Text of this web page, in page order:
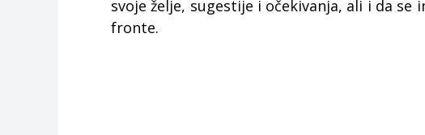
svoje želje, sugestije i očekivanja, ali i da
fronte.